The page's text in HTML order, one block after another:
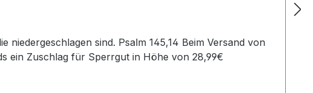
ein Zuschlag für Sperrgut in Höhe von 28,99€